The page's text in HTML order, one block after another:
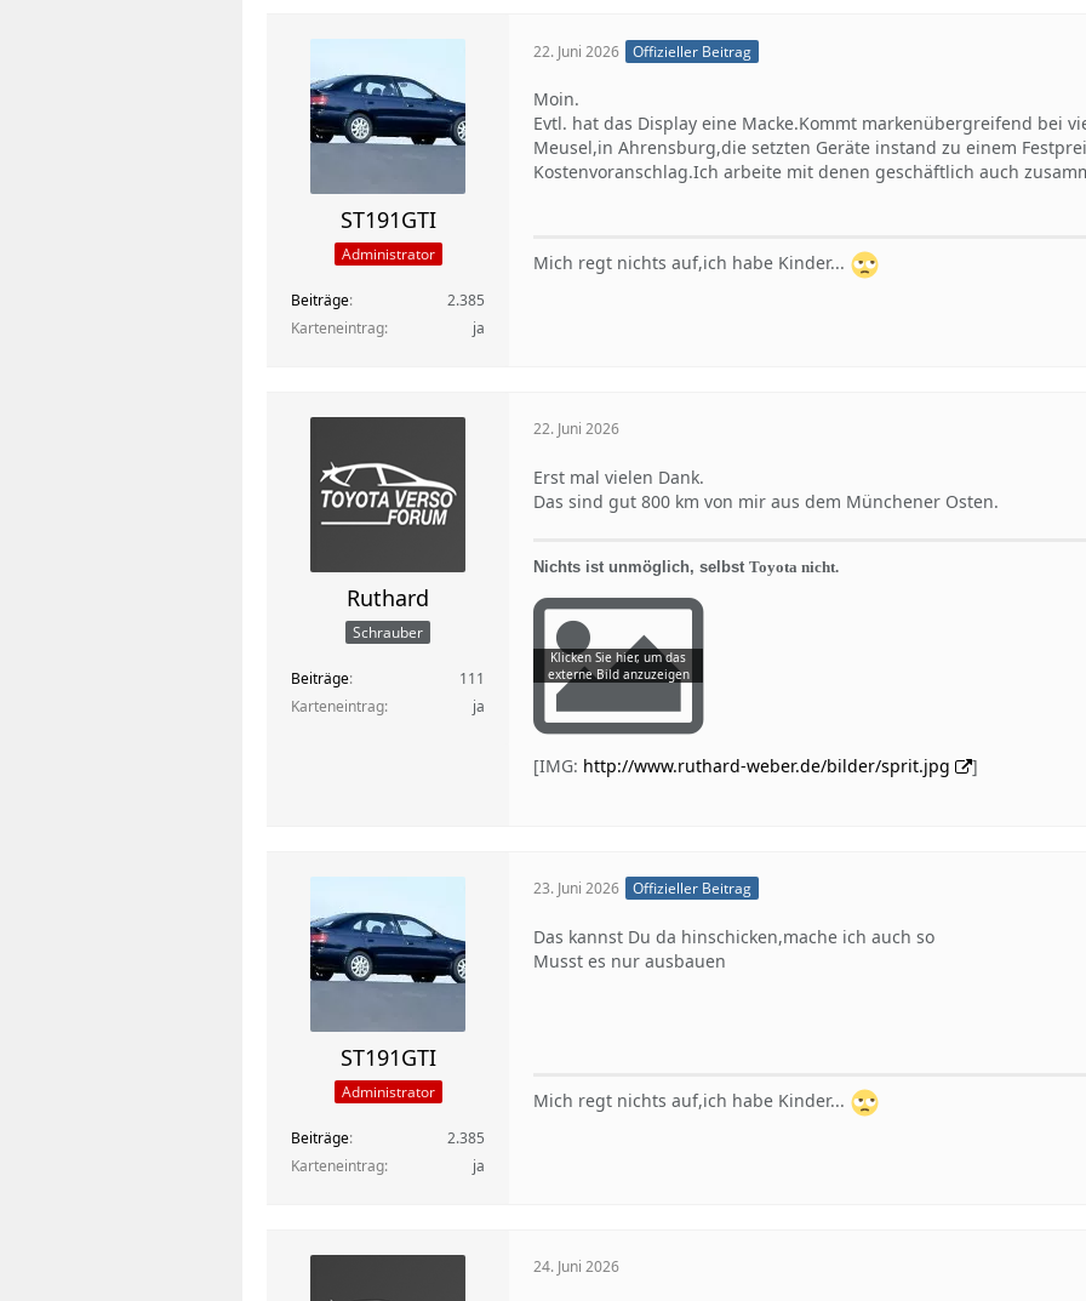
ST191GTI
Administrator
Beiträge
2.385
Karteneintrag
ja
22. Juni 2026 Offizieller Beitrag
Moin.
Evtl. hat das Display eine Macke.Kommt markenübergreifend bei
Meusel,in Ahrensburg,die setzten Geräte instand zu einem
Kostenvoranschlag.Ich arbeite mit denen geschäftlich auch
Mich regt nichts auf,ich habe Kinder...
Ruthard
Schrauber
Beiträge
111
Karteneintrag
ja
22. Juni 2026
Erst mal vielen Dank.
Das sind gut 800 km von mir aus dem Münchener Osten.
Nichts ist unmöglich, selbst Toyota nicht.
[IMG: http://www.ruthard-weber.de/bilder/sprit.jpg ]
ST191GTI
Administrator
Beiträge
2.385
Karteneintrag
ja
23. Juni 2026 Offizieller Beitrag
Das kannst Du da hinschicken,mache ich auch so
Musst es nur ausbauen
Mich regt nichts auf,ich habe Kinder...
24. Juni 2026